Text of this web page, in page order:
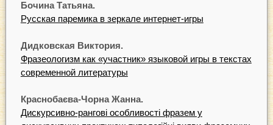
Бочина Татьяна.
Русская паремика в зеркале интернет-игры
Дидковская Виктория.
Фразеологизм как «участник» языковой игры в текстах
современной литературы
Краснобаєва-Чорна Жанна.
Дискурсивно-рангові особливості фразем у